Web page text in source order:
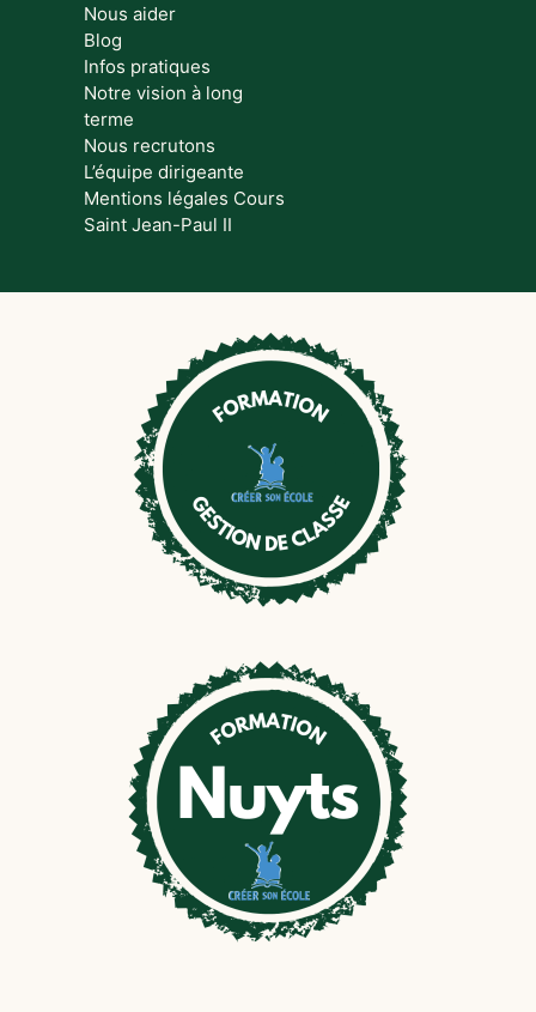
Nous aider
Blog
Infos pratiques
Notre vision à long
terme
Nous recrutons
L’équipe dirigeante
Mentions légales Cours
Saint Jean-Paul II